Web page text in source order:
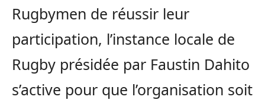
Rugbymen de réussir leur
participation, l’instance locale de
Rugby présidée par Faustin Dahito
s’active pour que l’organisation soit